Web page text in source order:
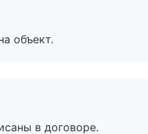
объект.
в договоре.